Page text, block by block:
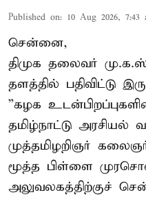
Published on: 10 Aug 2026, 7:43
சென்னை,
திமுக தலைவர்
தளத்தில் பதிவிட்டு
”கழக
தமிழ்நாட்டு அரசியல்
முத்தமிழறிஞர்
மூத்த பிள்ளை
அலுவலகத்திற்குச்